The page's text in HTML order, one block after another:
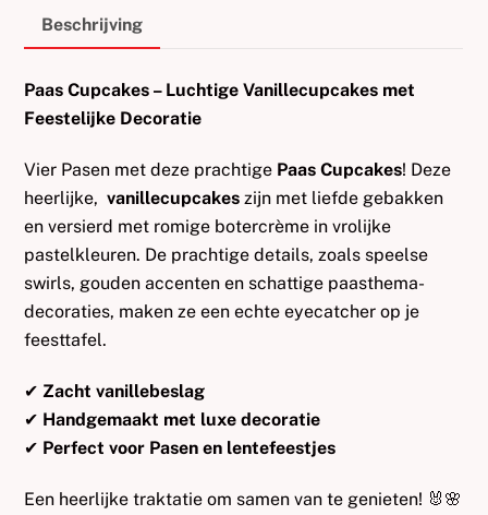
Beschrijving
Paas Cupcakes – Luchtige Vanillecupcakes met
Feestelijke Decoratie
Vier Pasen met deze prachtige Paas Cupcakes! Deze
heerlijke,vanillecupcakes zijn met liefde gebakken
en versierd met romige botercrème in vrolijke
pastelkleuren. De prachtige details, zoals speelse
swirls, gouden accenten en schattige paasthema-
decoraties, maken ze een echte eyecatcher op je
feesttafel.
✔Zacht vanillebeslag
✔ Handgemaakt met luxe decoratie
✔ Perfect voor Pasen en lentefeestjes
Een heerlijke traktatie om samen van te genieten! 🐰🌸